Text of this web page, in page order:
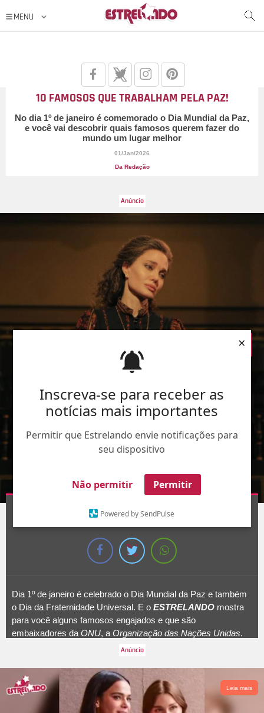
Inscreva-se para receber as
notícias mais importantes
Permitir que Estrelando envie notificações para
seu dispositivo
Não permitir Permitir
Powered by SendPulse
×
10 FAMOSOS QUE TRABALHAM PELA PAZ!
No dia 1º de janeiro é comemorado o Dia Mundial da Paz,
e você vai descobrir quais famosos querem fazer do
mundo um lugar melhor
01/Jan/2026
Da Redação
1/10
Dia 1º de janeiro é celebrado o Dia Mundial da Paz e também
o Dia da Fraternidade Universal. E o ESTRELANDO mostra
para você alguns famosos engajados e que são
embaixadores da ONU, a Organização das Nações Unidas.
Para começar, não é possível não se lembrar de Angelina
Agência da ONU para Refugiados
viajou para diversos países como Haiti, Afeganistão e
Jordânia em prol dos refugiados.
Leia mais